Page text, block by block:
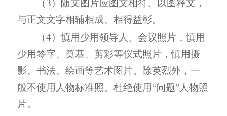
（3）随文图片应图文相符、以图释文，
与正文文字相辅相成、相得益彰。
（4）慎用少用领导人、会议照片，慎用
少用签字、奠基、剪彩等仪式照片，慎用摄
影、书法、绘画等艺术图片。除英烈外，一
般不使用人物标准照。杜绝使用“问题”人物照
片。